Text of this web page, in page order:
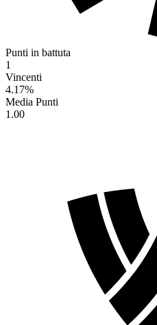
Punti in battuta
1
Vincenti
4.17%
Media Punti
1.00